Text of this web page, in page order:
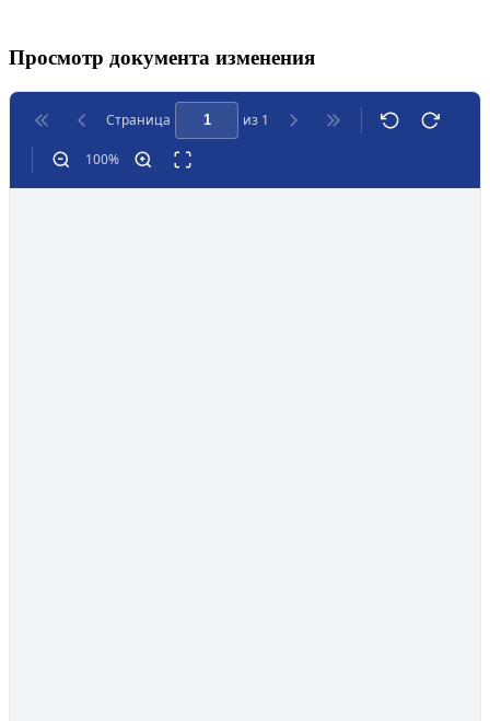
Просмотр документа изменения